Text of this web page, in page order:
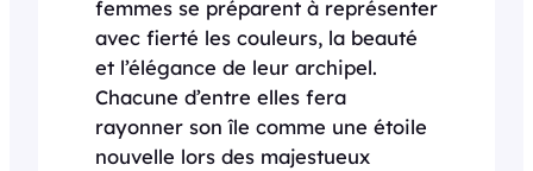
femmes se préparent à représenter
avec fierté les couleurs, la beauté
et l’élégance de leur archipel.
Chacune d’entre elles fera
rayonner son île comme une étoile
nouvelle lors des majestueux